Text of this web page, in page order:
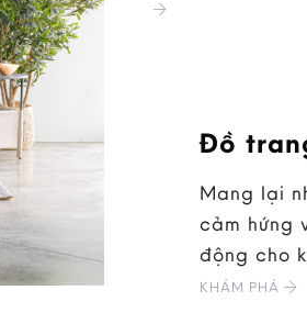
Đồ
Mang lại
cảm hứng
động cho
KHÁM PHÁ